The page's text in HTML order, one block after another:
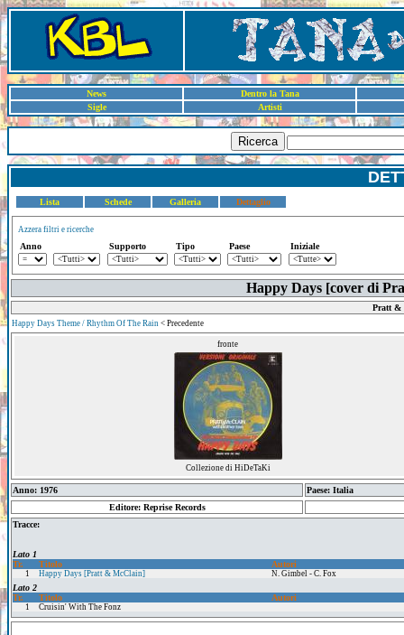
News
Dentro la Tana
Sigle
Artisti
Ricerca
Lista Schede Galleria Dettaglio
Azzera filtri e ricerche
Anno Supporto Tipo Paese Iniziale
Happy Days [cover di
Pratt &
Happy Days Theme / Rhythm Of The Rain < Precedente
fronte
Collezione di HiDeTaKi
Anno: 1976
Paese: Italia
Editore: Reprise Records
Tracce:
Lato 1
Tr.
Titolo Autori
1 Happy Days [Pratt & McClain] N. Gimbel - C. Fox
Lato 2
Tr.
Titolo Autori
1 Cruisin' With The Fonz